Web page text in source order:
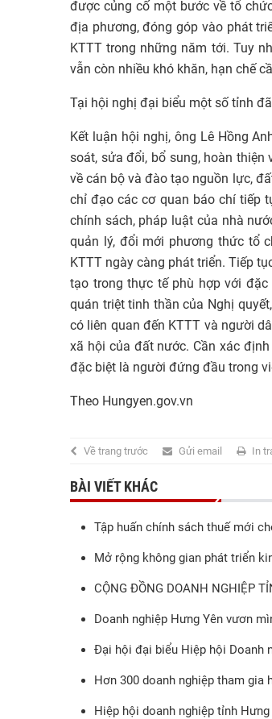
được củng cố một bước về tổ
địa phương, đóng góp vào phát
KTTT trong những năm tới. Tuy
vẫn còn nhiều khó khăn, hạn chế
Tại hội nghị đại biểu một số tỉnh
Kết luận hội nghị, ông Lê Hồng
soát, sửa đổi, bổ sung, hoàn
về cán bộ và đào tạo nguồn lực,
chỉ đạo các cơ quan báo chí tiếp
chính sách, pháp luật của nhà
quản lý, đổi mới phương thức tổ
KTTT ngày càng phát triển. Tiếp
tạo trong thực tế phù hợp với
quán triệt tinh thần của Nghị
có liên quan đến KTTT và người
xã hội của đất nước. Cần xác
đặc biệt là người đứng đầu trong
Theo Hungyen.gov.vn
Về trang trước Gửi email In
BÀI VIẾT KHÁC
Tập huấn chính sách thuế mới
Mở rộng không gian phát triển
CỘNG ĐỒNG DOANH NGHIỆP
Doanh nghiệp Hưng Yên vươn
Đại hội đại biểu Hiệp hội Doanh
Hơn 300 doanh nghiệp tham gia
Hiệp hội doanh nghiệp tỉnh